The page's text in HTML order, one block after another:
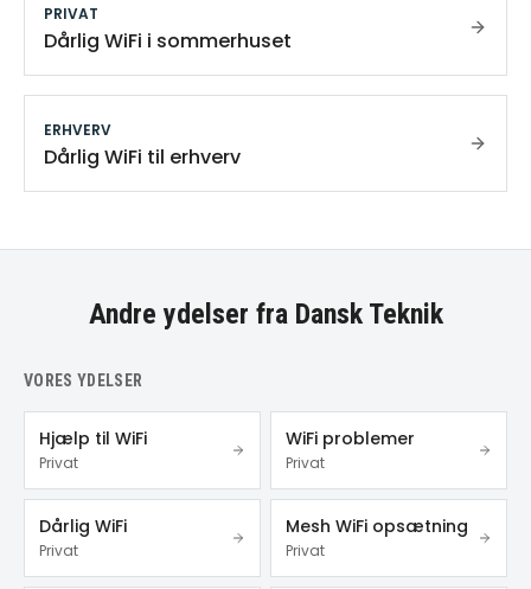
PRIVAT
Dårlig WiFi i sommerhuset
ERHVERV
Dårlig WiFi til erhverv
Andre ydelser fra Dansk Teknik
VORES YDELSER
Hjælp til WiFi
Privat
WiFi problemer
Privat
Dårlig WiFi
Privat
Mesh WiFi opsætning
Privat